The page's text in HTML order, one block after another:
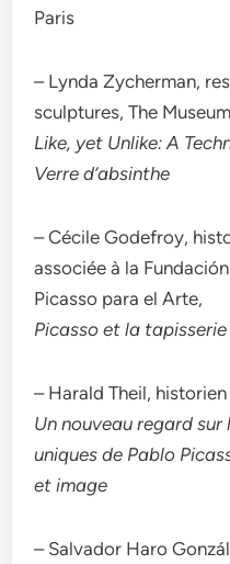
Paris
– Lynda Zycherman,
sculptures, The
Like, yet Unlike: A
Verre d’absinthe
– Cécile Godefroy,
associée à la
Picasso para el Arte,
Picasso et la tapisserie
– Harald Theil,
Un nouveau regard
uniques de Pablo
et image
– Salvador Haro